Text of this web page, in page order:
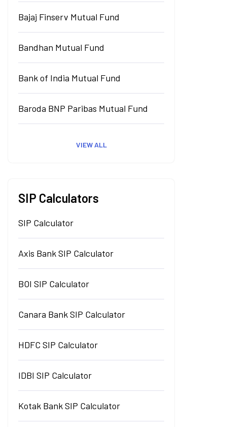
Bajaj Finserv Mutual Fund
Bandhan Mutual Fund
Bank of India Mutual Fund
Baroda BNP Paribas Mutual Fund
VIEW ALL
SIP Calculators
SIP Calculator
Axis Bank SIP Calculator
BOI SIP Calculator
Canara Bank SIP Calculator
HDFC SIP Calculator
IDBI SIP Calculator
Kotak Bank SIP Calculator